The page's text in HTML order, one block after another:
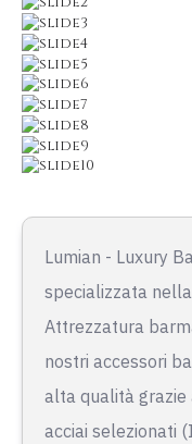
Lumian - Luxury
specializzata
Attrezzatura
nostri accessori
alta qualità
acciai selezionati